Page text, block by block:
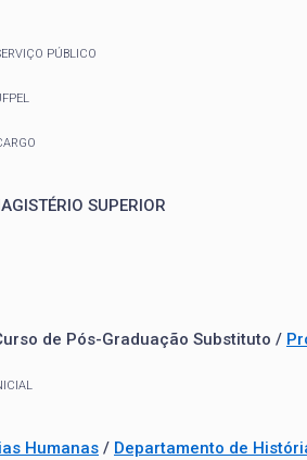
PÚBLICO
SUPERIOR
de Pós-Graduação Substituto /
Humanas / Departamento de